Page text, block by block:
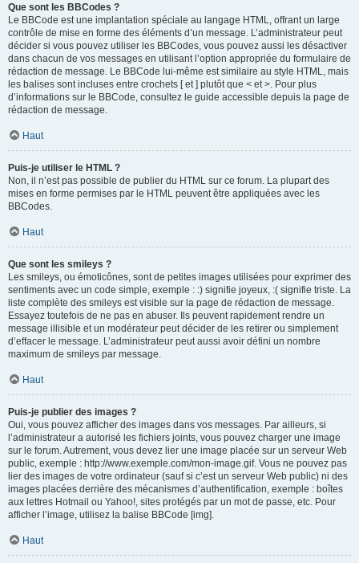
Que sont les BBCodes ?
Le BBCode est une implantation spéciale au langage HTML, offrant un large
contrôle de mise en forme des éléments d’un message. L’administrateur peut
décider si vous pouvez utiliser les BBCodes, vous pouvez aussi les désactiver
dans chacun de vos messages en utilisant l’option appropriée du formulaire de
rédaction de message. Le BBCode lui-même est similaire au style HTML, mais
les balises sont incluses entre crochets [ et ] plutôt que < et >. Pour plus
d’informations sur le BBCode, consultez le guide accessible depuis la page de
rédaction de message.
Haut
Puis-je utiliser le HTML ?
Non, il n’est pas possible de publier du HTML sur ce forum. La plupart des
mises en forme permises par le HTML peuvent être appliquées avec les
BBCodes.
Haut
Que sont les smileys ?
Les smileys, ou émoticônes, sont de petites images utilisées pour exprimer des
sentiments avec un code simple, exemple : :) signifie joyeux, :( signifie triste. La
liste complète des smileys est visible sur la page de rédaction de message.
Essayez toutefois de ne pas en abuser. Ils peuvent rapidement rendre un
message illisible et un modérateur peut décider de les retirer ou simplement
d’effacer le message. L’administrateur peut aussi avoir défini un nombre
maximum de smileys par message.
Haut
Puis-je publier des images ?
Oui, vous pouvez afficher des images dans vos messages. Par ailleurs, si
l’administrateur a autorisé les fichiers joints, vous pouvez charger une image
sur le forum. Autrement, vous devez lier une image placée sur un serveur Web
public, exemple : http://www.exemple.com/mon-image.gif. Vous ne pouvez pas
lier des images de votre ordinateur (sauf si c’est un serveur Web public) ni des
images placées derrière des mécanismes d’authentification, exemple : boîtes
aux lettres Hotmail ou Yahoo!, sites protégés par un mot de passe, etc. Pour
afficher l’image, utilisez la balise BBCode [img].
Haut